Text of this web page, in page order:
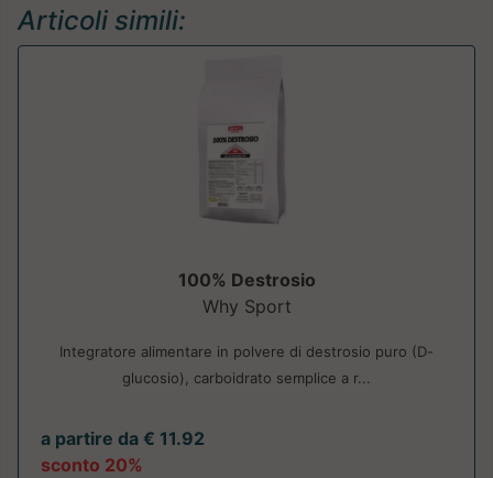
Articoli simili:
100% Destrosio
Why Sport
Integratore alimentare in polvere di destrosio puro (D-
glucosio), carboidrato semplice a r...
a partire da € 11.92
sconto 20%